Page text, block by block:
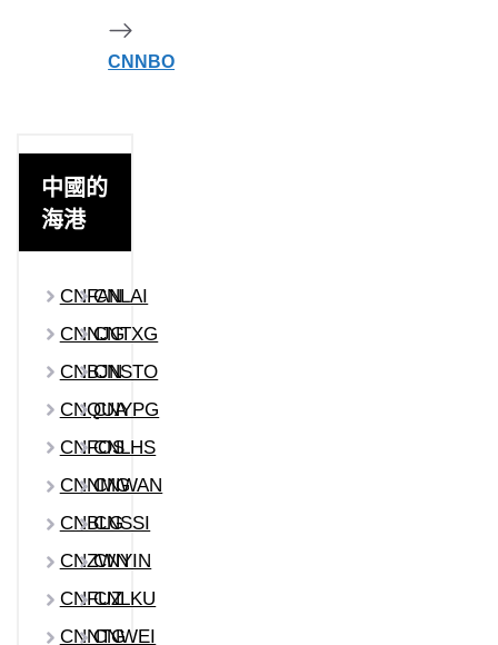
CNNBO
中國的
海港
CNFANCNLAI
CNNJGCNTXG
CNBJNCNSTO
CNQUACNYPG
CNFOSCNLHS
CNNMG
CNWAN
CNBLG
CNSSI
CNZWN
CNYIN
CNFUZCNLKU
CNNTG
CNWEI